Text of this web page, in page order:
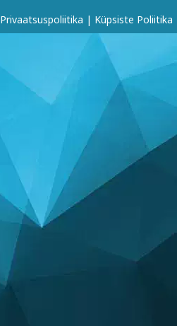
Privaatsuspoliitika | Küpsiste Poliitika